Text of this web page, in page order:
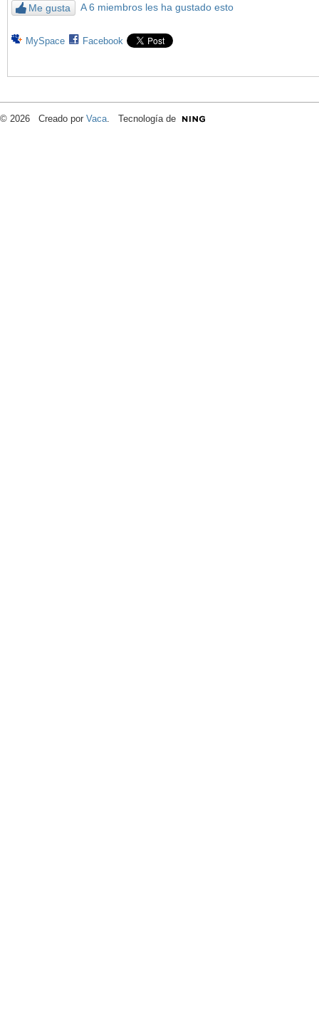
Me gusta A 6 miembros les ha gustado esto
MySpace Facebook
© 2026 Creado por Vaca . Tecnología de